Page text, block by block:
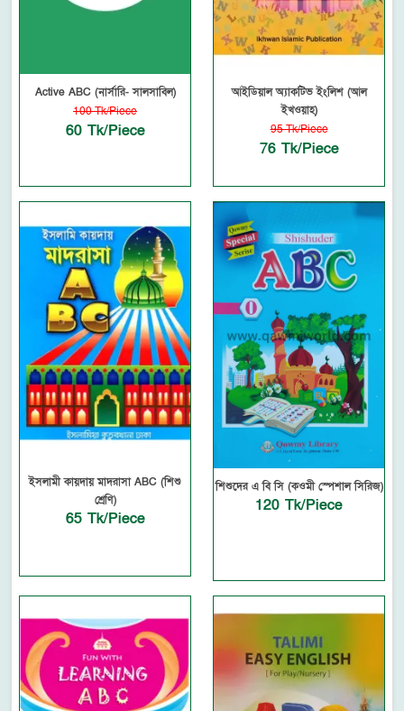
Active ABC (নার্সারি- সালসাবিল)
100 Tk/Piece
60 Tk/Piece
আইডিয়াল অ্যাকটিভ ইংলিশ (আল
ইখওয়াহ)
95 Tk/Piece
76 Tk/Piece
ইসলামী কায়দায় মাদরাসা ABC (শিশু
শ্রেণি)
65 Tk/Piece
শিশুদের এ বি সি (কওমী স্পেশাল সিরিজ)
120 Tk/Piece